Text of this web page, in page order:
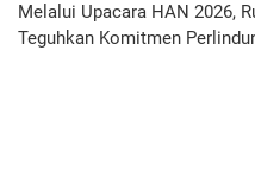
Melalui Upacara HAN 2026,
Teguhkan Komitmen